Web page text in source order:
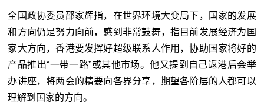
全国政协委员邵家辉指，在世界环境大变局下，国家的发展
和方向仍是努力向前，感到非常鼓舞，指目前发展经济为国
家大方向，香港要发挥好超级联系人作用，协助国家将好的
产品推出“一带一路”或其他市场。他又提到自己返港后会举
办讲座，将两会的精要向各界分享，期望各阶层的人都可以
理解到国家的方向。